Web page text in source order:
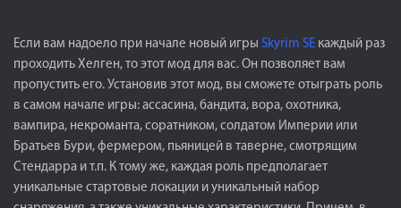
Если вам надоело при начале новый игры Skyrim SE каждый раз
проходить Хелген, то этот мод для вас. Он позволяет вам
пропустить его. Установив этот мод, вы сможете отыграть роль
в самом начале игры: ассасина, бандита, вора, охотника,
вампира, некроманта, соратником, солдатом Империи или
Братьев Бури, фермером, пьяницей в таверне, смотрящим
Стендарра и т.п. К тому же, каждая роль предполагает
уникальные стартовые локации и уникальный набор